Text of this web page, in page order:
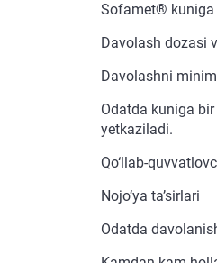
Sofamet® kuniga
Davolash dozasi
Davolashni
Odatda kuniga
yetkaziladi.
Qo‘llab-
Nojo‘ya ta’sirlari
Odatda